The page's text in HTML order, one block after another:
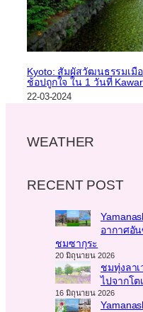
Kyoto: สัมผัสวัฒนธรรมเมื
ช้อปถูกใจ ใน 1 วันที่
22-03-2024
WEATHER
RECENT POST
อากาศอั
ชมซากุระ
20 มิถุนายน 2026
ชมทุ่งลา
ไปจากโต
16 มิถุนายน 2026